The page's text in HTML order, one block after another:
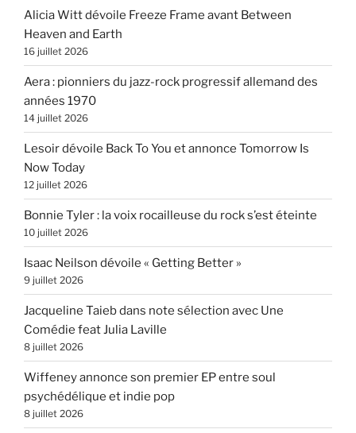
Alicia Witt dévoile Freeze Frame avant Between
Heaven and Earth
16 juillet 2026
Aera : pionniers du jazz-rock progressif allemand des
années 1970
14 juillet 2026
Lesoir dévoile Back To You et annonce Tomorrow Is
Now Today
12 juillet 2026
Bonnie Tyler : la voix rocailleuse du rock s’est éteinte
10 juillet 2026
Isaac Neilson dévoile « Getting Better »
9 juillet 2026
Jacqueline Taieb dans note sélection avec Une
Comédie feat Julia Laville
8 juillet 2026
Wiffeney annonce son premier EP entre soul
psychédélique et indie pop
8 juillet 2026